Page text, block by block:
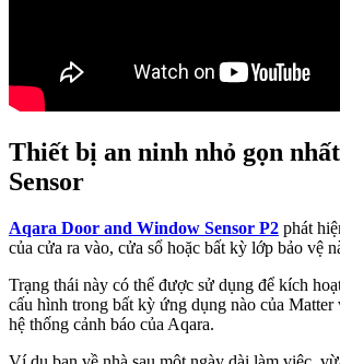
Thiết bị an ninh nhỏ gọn
Sensor
Aqara Door and Window Sensor P2 phát
của cửa ra vào, cửa sổ hoặc bất kỳ lớp bảo vệ
Trạng thái này có thể được sử dụng để kích
cấu hình trong bất kỳ ứng dụng nào của Matter
hệ thống cảnh báo của Aqara.